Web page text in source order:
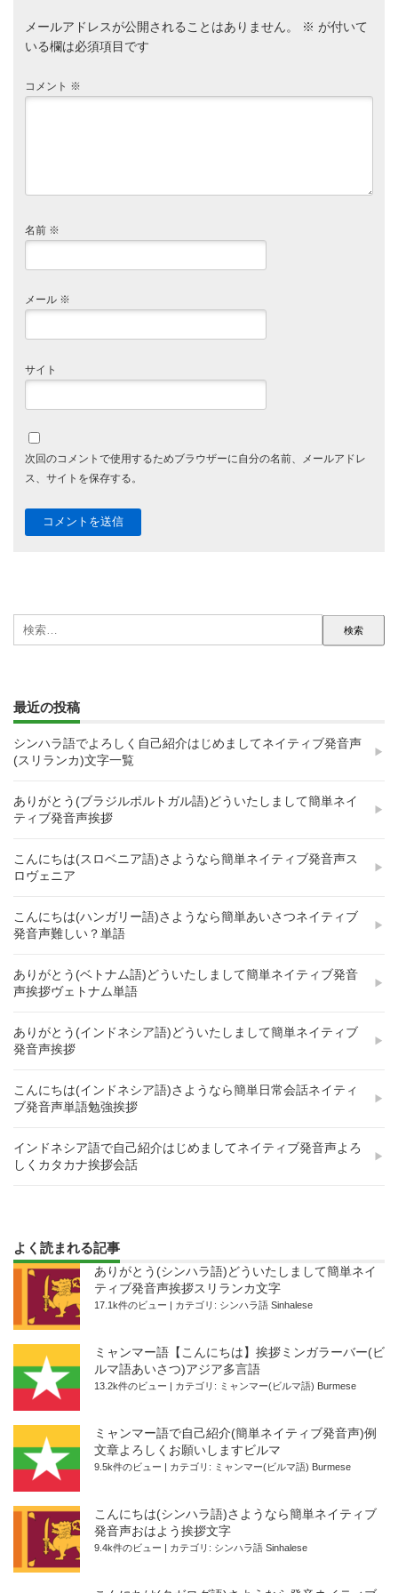
メールアドレスが公開されることはありません。 ※ が付いて
いる欄は必須項目です
コメント ※
名前 ※
メール ※
サイト
次回のコメントで使用するためブラウザーに自分の名前、メールアドレ
ス、サイトを保存する。
索:
最近の投稿
シンハラ語でよろしく自己紹介はじめましてネイティブ発音声
(スリランカ)文字一覧
ありがとう(ブラジルポルトガル語)どういたしまして簡単ネイ
ティブ発音声挨拶
こんにちは(スロベニア語)さようなら簡単ネイティブ発音声ス
ロヴェニア
こんにちは(ハンガリー語)さようなら簡単あいさつネイティブ
発音声難しい？単語
ありがとう(ベトナム語)どういたしまして簡単ネイティブ発音
声挨拶ヴェトナム単語
ありがとう(インドネシア語)どういたしまして簡単ネイティブ
発音声挨拶
こんにちは(インドネシア語)さようなら簡単日常会話ネイティ
ブ発音声単語勉強挨拶
インドネシア語で自己紹介はじめましてネイティブ発音声よろ
しくカタカナ挨拶会話
よく読まれる記事
ありがとう(シンハラ語)どういたしまして簡単ネイ
ティブ発音声挨拶スリランカ文字
17.1k件のビュー カテゴリ: シンハラ語 Sinhalese
ミャンマー語【こんにちは】挨拶ミンガラーバー(ビ
ルマ語あいさつ)アジア多言語
13.2k件のビュー カテゴリ: ミャンマー(ビルマ語) Burmese
ミャンマー語で自己紹介(簡単ネイティブ発音声)例
文章よろしくお願いしますビルマ
9.5k件のビュー カテゴリ: ミャンマー(ビルマ語) Burmese
こんにちは(シンハラ語)さようなら簡単ネイティブ
発音声おはよう挨拶文字
9.4k件のビュー カテゴリ: シンハラ語 Sinhalese